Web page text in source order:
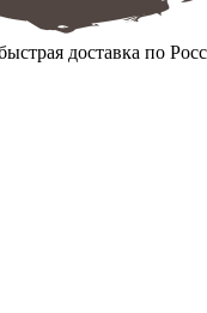
доставка по